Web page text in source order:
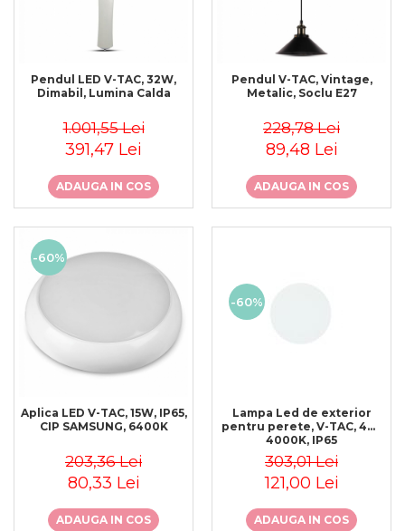
Pendul LED V-TAC, 32W,
Dimabil, Lumina Calda
1.001,55 Lei
391,47 Lei
ADAUGA IN COS
Pendul V-TAC, Vintage,
Metalic, Soclu E27
228,78 Lei
89,48 Lei
ADAUGA IN COS
-60%
Aplica LED V-TAC, 15W, IP65,
CIP SAMSUNG, 6400K
203,36 Lei
80,33 Lei
ADAUGA IN COS
-60%
Lampa Led de exterior
pentru perete, V-TAC, 4W,
4000K, IP65
303,01 Lei
121,00 Lei
ADAUGA IN COS